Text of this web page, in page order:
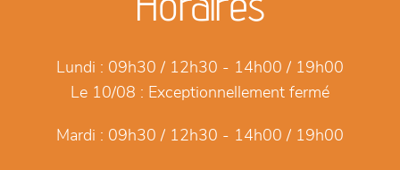
Lundi : 09h30 / 12h30 - 14h00 / 19h00
Le 10/08 : Exceptionnellement fermé
Mardi : 09h30 / 12h30 - 14h00 / 19h00